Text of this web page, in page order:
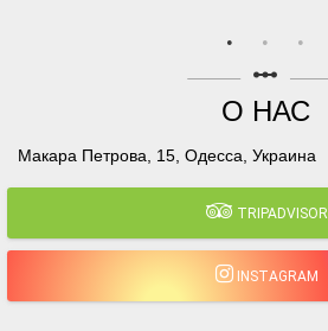
linear_scale
О НАС
Макара Петрова, 15, Одесса, Украина
TRIPADVISOR
INSTAGRAM